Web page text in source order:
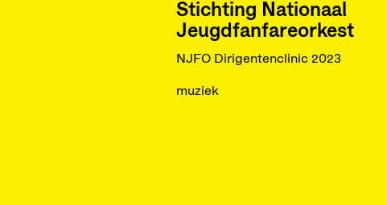
Stichting Nationaal
Jeugdfanfareorkest
NJFO Dirigentenclinic 2023
muziek